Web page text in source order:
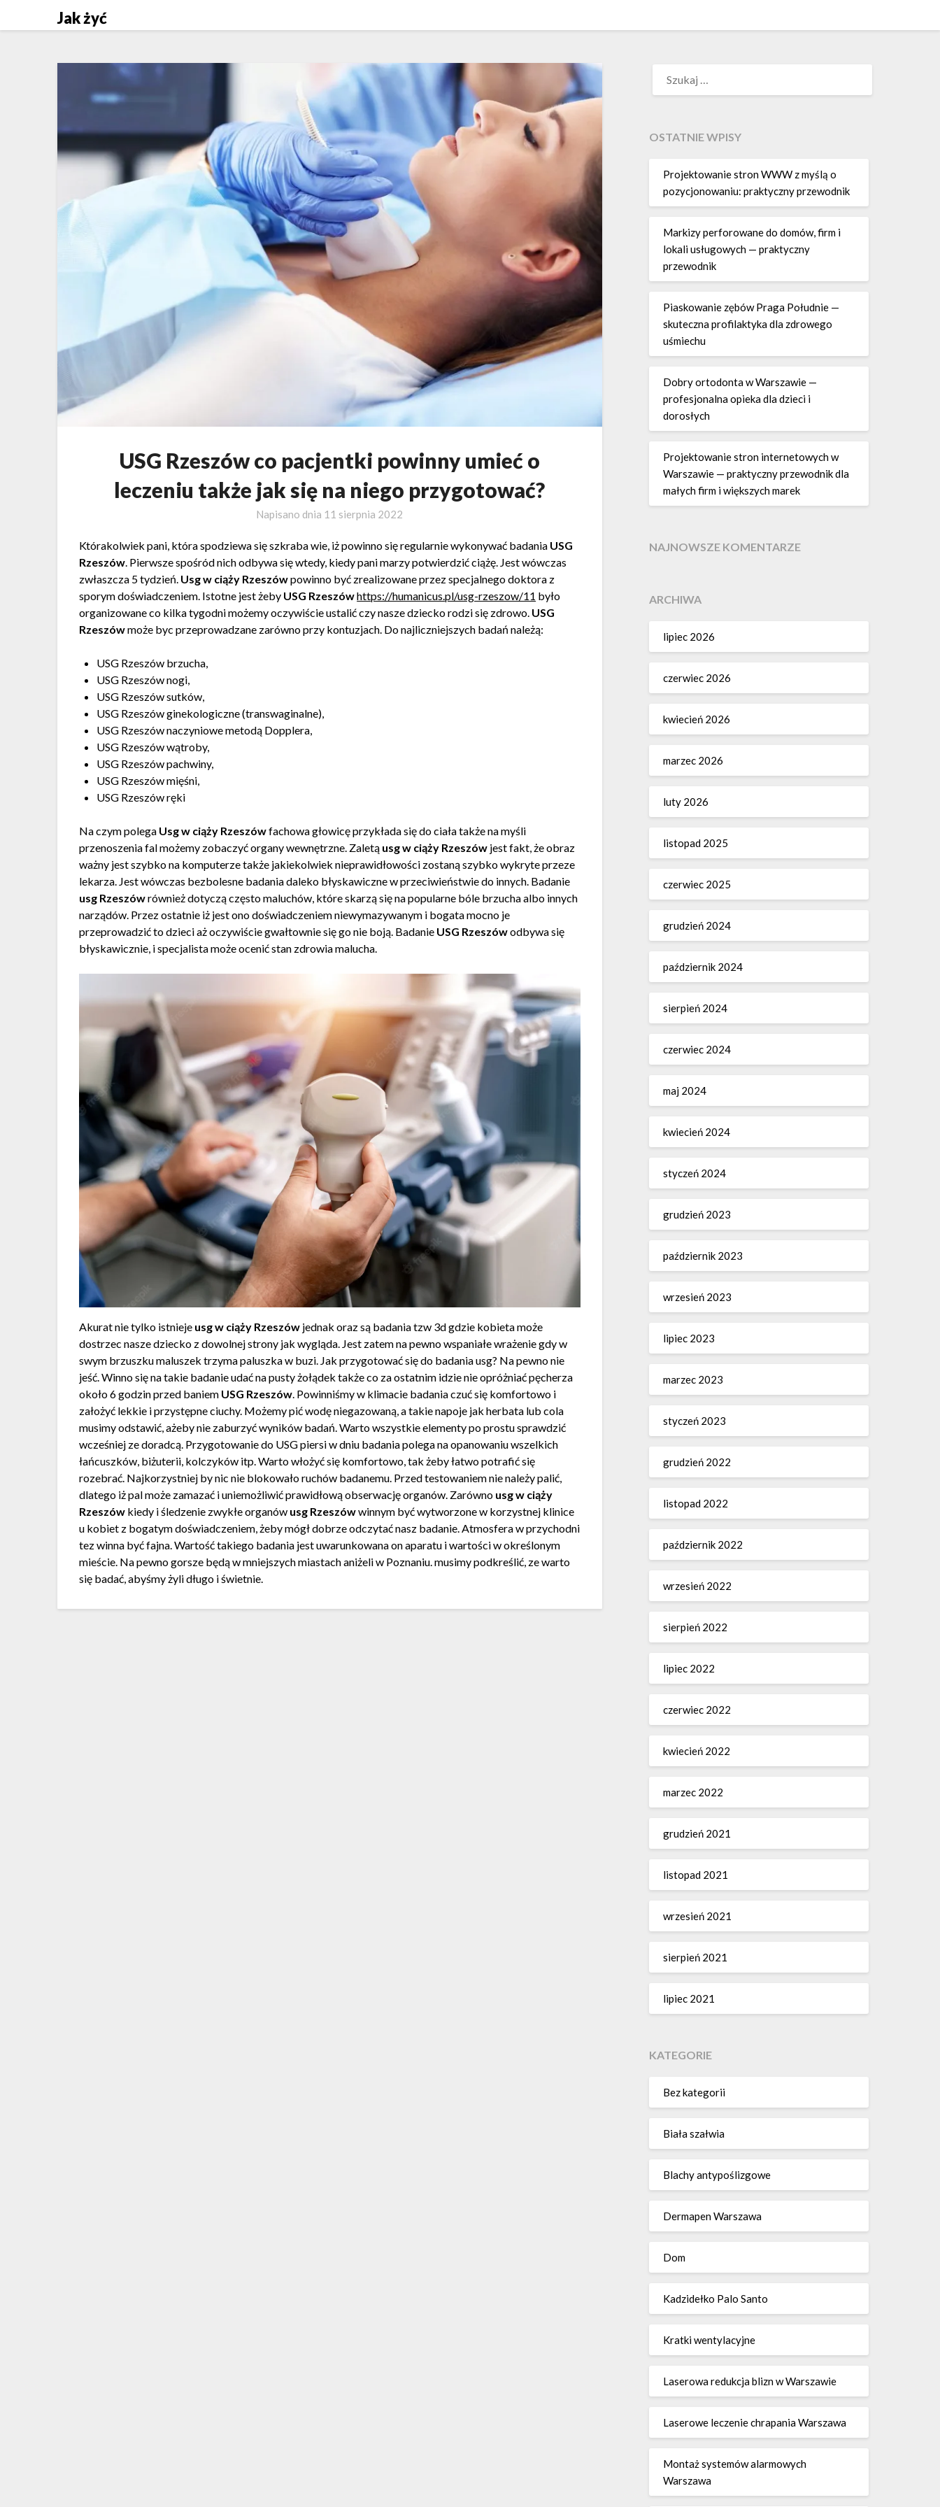
Jak żyć
USG Rzeszów co pacjentki powinny umieć o
leczeniu także jak się na niego przygotować?
Napisano dnia 11 sierpnia 2022
Którakolwiek pani, która spodziewa się szkraba wie, iż powinno się regularnie wykonywać badania USG
Rzeszów . Pierwsze spośród nich odbywa się wtedy, kiedy pani marzy potwierdzić ciążę. Jest wówczas
zwłaszcza 5 tydzień. Usg w ciąży Rzeszówpowinno być zrealizowane przez specjalnego doktora z
sporym doświadczeniem. Istotne jest żeby USG Rzeszówhttps://humanicus.pl/usg-rzeszow/11 było
organizowane co kilka tygodni możemy oczywiście ustalić czy nasze dziecko rodzi się zdrowo. USG
Rzeszówmoże byc przeprowadzane zarówno przy kontuzjach. Do najliczniejszych badań należą:
USG Rzeszów brzucha,
USG Rzeszów nogi,
USG Rzeszów sutków,
USG Rzeszów ginekologiczne (transwaginalne),
USG Rzeszów naczyniowe metodą Dopplera,
USG Rzeszów wątroby,
USG Rzeszów pachwiny,
USG Rzeszów mięśni,
USG Rzeszów ręki
Na czym polega Usg w ciąży Rzeszówfachowa głowicę przykłada się do ciała także na myśli
przenoszenia fal możemy zobaczyć organy wewnętrzne. Zaletą usg w ciąży Rzeszów jest fakt, że obraz
ważny jest szybko na komputerze także jakiekolwiek nieprawidłowości zostaną szybko wykryte przeze
lekarza. Jest wówczas bezbolesne badania daleko błyskawiczne w przeciwieństwie do innych. Badanie
usg Rzeszówrównież dotyczą często maluchów, które skarzą się na popularne bóle brzucha albo innych
narządów. Przez ostatnie iż jest ono doświadczeniem niewymazywanym i bogata mocno je
przeprowadzić to dzieci aż oczywiście gwałtownie się go nie boją. Badanie USG Rzeszówodbywa się
błyskawicznie, i specjalista może ocenić stan zdrowia malucha.
Akurat nie tylko istnieje usg w ciąży Rzeszów jednak oraz są badania tzw 3d gdzie kobieta może
dostrzec nasze dziecko z dowolnej strony jak wygląda. Jest zatem na pewno wspaniałe wrażenie gdy w
swym brzuszku maluszek trzyma paluszka w buzi. Jak przygotować się do badania usg? Na pewno nie
jeść. Winno się na takie badanie udać na pusty żołądek także co za ostatnim idzie nie opróżniać pęcherza
około 6 godzin przed baniem USG Rzeszów . Powinniśmy w klimacie badania czuć się komfortowo i
założyć lekkie i przystępne ciuchy. Możemy pić wodę niegazowaną, a takie napoje jak herbata lub cola
musimy odstawić, ażeby nie zaburzyć wyników badań. Warto wszystkie elementy po prostu sprawdzić
wcześniej ze doradcą. Przygotowanie do USG piersi w dniu badania polega na opanowaniu wszelkich
łańcuszków, biżuterii, kolczyków itp. Warto włożyć się komfortowo, tak żeby łatwo potrafić się
rozebrać. Najkorzystniej by nic nie blokowało ruchów badanemu. Przed testowaniem nie należy palić,
dlatego iż pal może zamazać i uniemożliwić prawidłową obserwację organów. Zarówno usg w ciąży
Rzeszów kiedy i śledzenie zwykłe organów usg Rzeszówwinnym być wytworzone w korzystnej klinice
u kobiet z bogatym doświadczeniem, żeby mógł dobrze odczytać nasz badanie. Atmosfera w przychodni
tez winna być fajna. Wartość takiego badania jest uwarunkowana on aparatu i wartości w określonym
mieście. Na pewno gorsze będą w mniejszych miastach aniżeli w Poznaniu. musimy podkreślić, ze warto
się badać, abyśmy żyli długo i świetnie.
OSTATNIE WPISY
Projektowanie stron WWW z myślą o
pozycjonowaniu: praktyczny przewodnik
Markizy perforowane do domów, firm i
lokali usługowych — praktyczny
przewodnik
Piaskowanie zębów Praga Południe —
skuteczna profilaktyka dla zdrowego
uśmiechu
Dobry ortodonta w Warszawie —
profesjonalna opieka dla dzieci i
dorosłych
Projektowanie stron internetowych w
Warszawie — praktyczny przewodnik dla
małych firm i większych marek
NAJNOWSZE KOMENTARZE
ARCHIWA
lipiec 2026
czerwiec 2026
kwiecień 2026
marzec 2026
luty 2026
listopad 2025
czerwiec 2025
grudzień 2024
październik 2024
sierpień 2024
czerwiec 2024
maj 2024
kwiecień 2024
styczeń 2024
grudzień 2023
październik 2023
wrzesień 2023
lipiec 2023
marzec 2023
styczeń 2023
grudzień 2022
listopad 2022
październik 2022
wrzesień 2022
sierpień 2022
lipiec 2022
czerwiec 2022
kwiecień 2022
marzec 2022
grudzień 2021
listopad 2021
wrzesień 2021
sierpień 2021
lipiec 2021
KATEGORIE
Bez kategorii
Biała szałwia
Blachy antypoślizgowe
Dermapen Warszawa
Dom
Kadzidełko Palo Santo
Kratki wentylacyjne
Laserowa redukcja blizn w Warszawie
Laserowe leczenie chrapania Warszawa
Montaż systemów alarmowych
Warszawa